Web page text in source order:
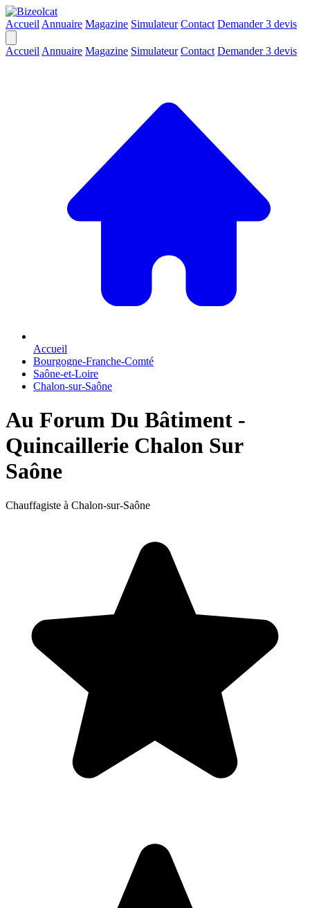
Accueil Annuaire Magazine Simulateur Contact Demander 3 devis
Accueil Annuaire Magazine Simulateur Contact Demander 3 devis
Accueil
Bourgogne-Franche-Comté
Saône-et-Loire
Chalon-sur-Saône
Au Forum Du Bâtiment -
Quincaillerie Chalon Sur
Saône
Chauffagiste à Chalon-sur-Saône